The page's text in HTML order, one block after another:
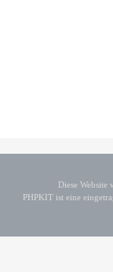
Diese
PHPKIT ist eine